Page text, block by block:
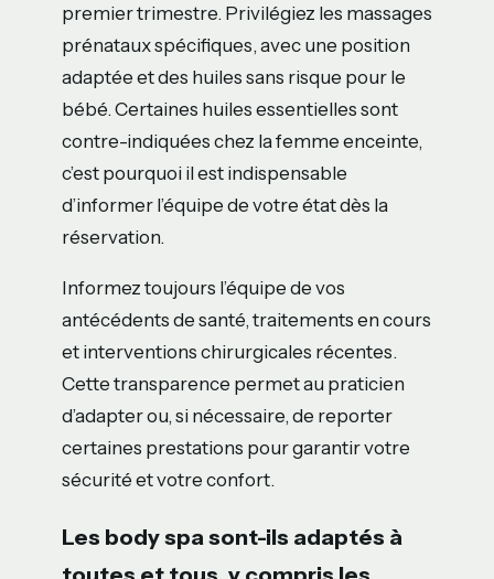
premier trimestre. Privilégiez les massages
prénataux spécifiques, avec une position
adaptée et des huiles sans risque pour le
bébé. Certaines huiles essentielles sont
contre-indiquées chez la femme enceinte,
c’est pourquoi il est indispensable
d’informer l’équipe de votre état dès la
réservation.
Informez toujours l’équipe de vos
antécédents de santé, traitements en cours
et interventions chirurgicales récentes.
Cette transparence permet au praticien
d’adapter ou, si nécessaire, de reporter
certaines prestations pour garantir votre
sécurité et votre confort.
Les body spa sont-ils adaptés à